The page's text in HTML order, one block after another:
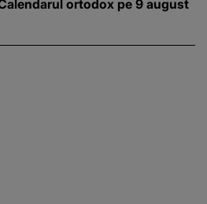
ortodox pe 9 august